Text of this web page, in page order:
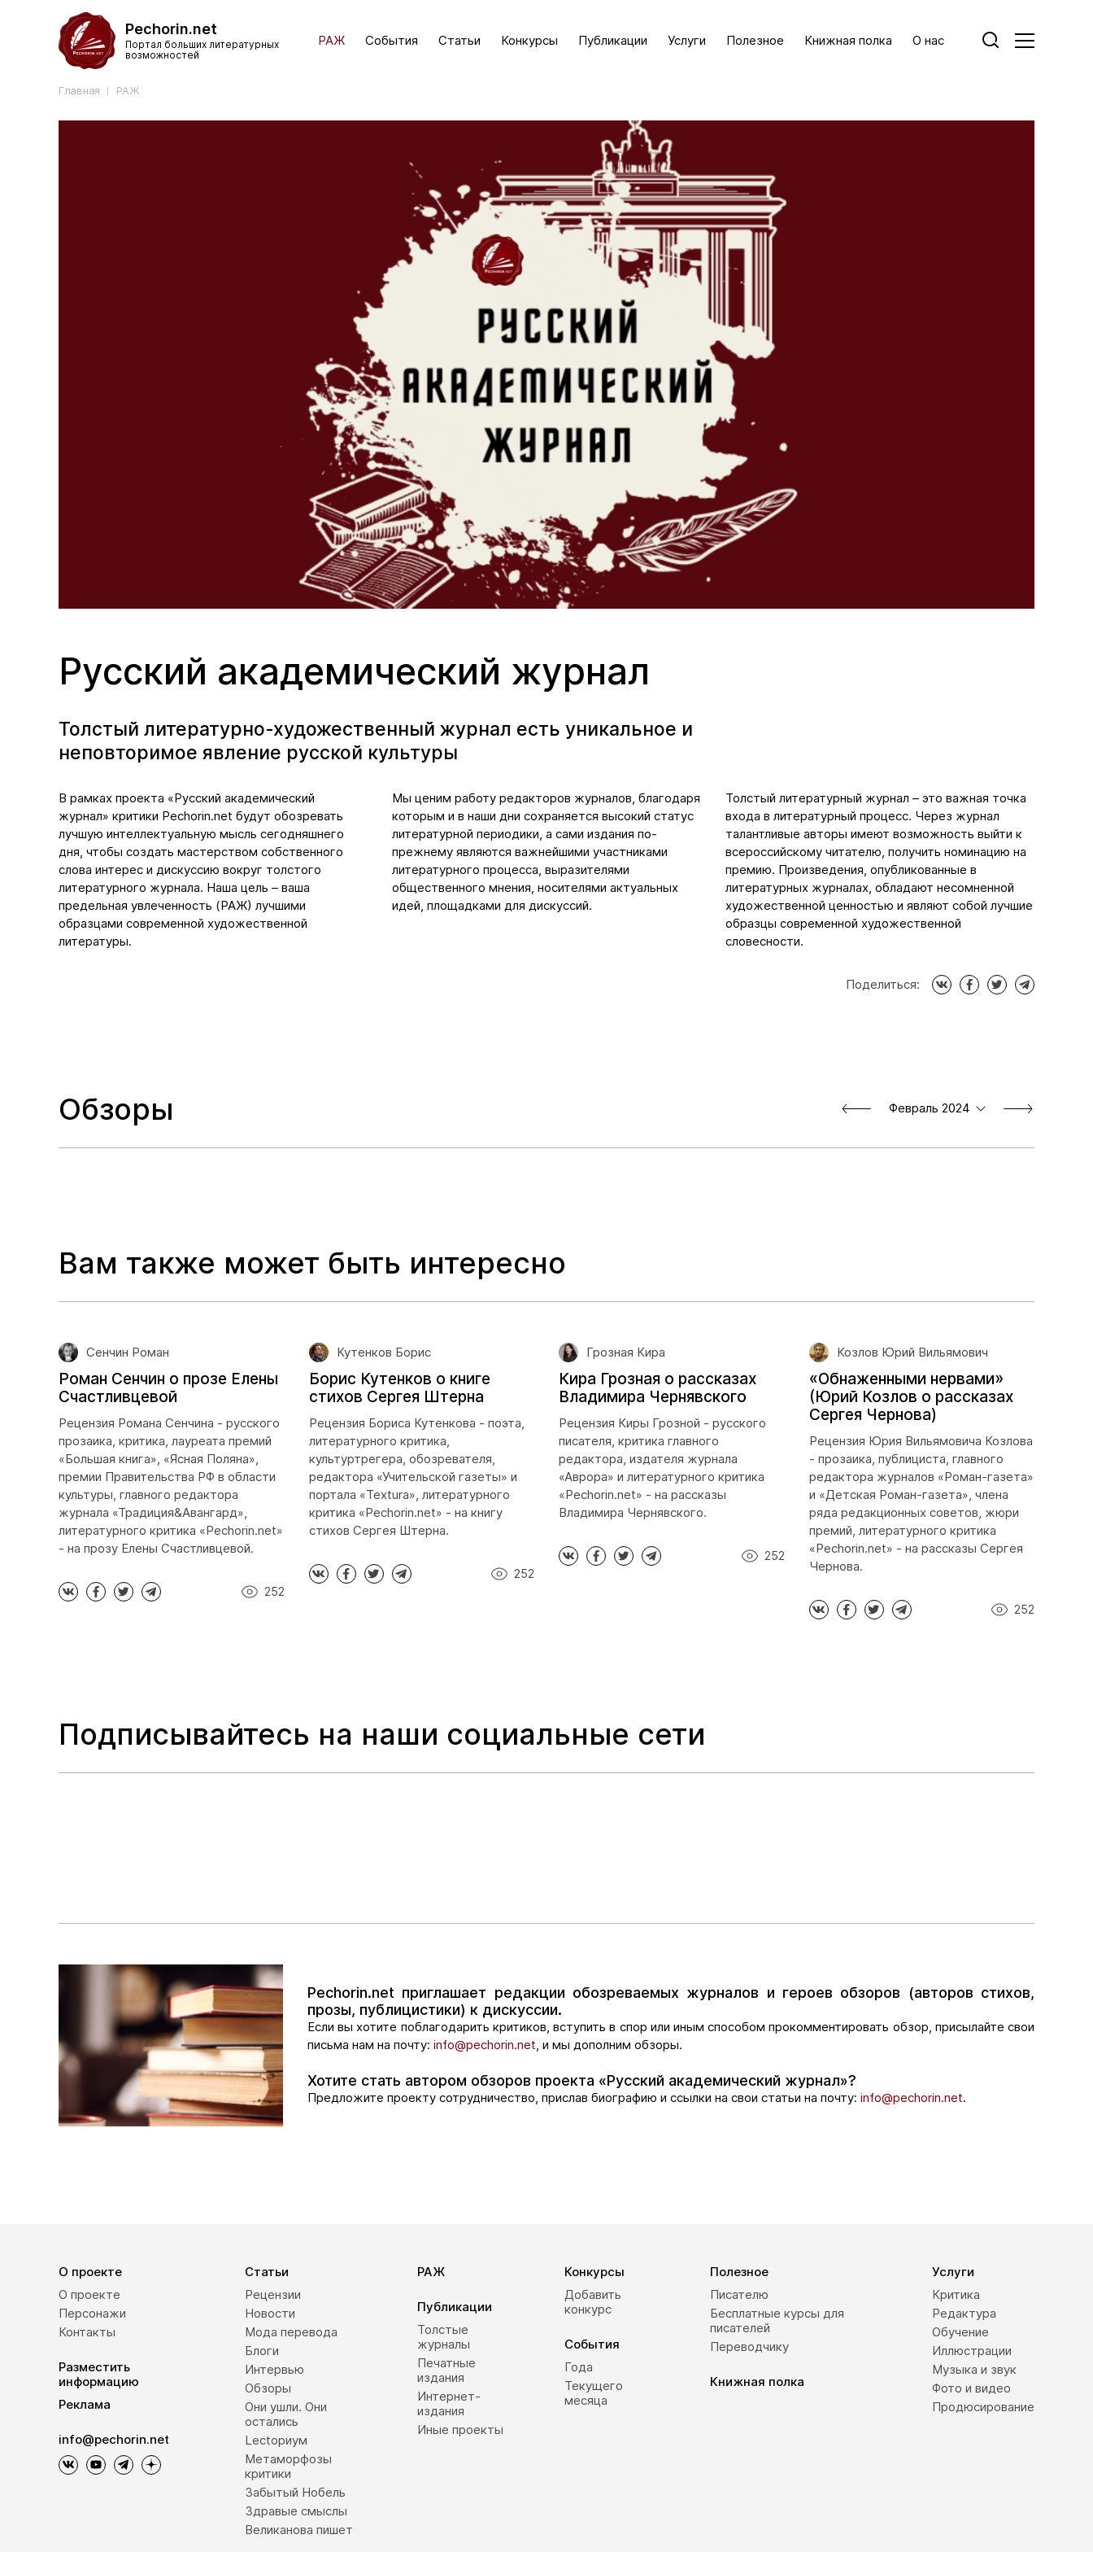
Pechorin.net
Портал больших литературных
возможностей
РАЖ События Статьи Конкурсы Публикации Услуги Полезное Книжная полка О нас
Главная РАЖ
Русский академический журнал
Толстый литературно-художественный журнал есть уникальное и
неповторимое явление русской культуры
В рамках проекта «Русский академический
журнал» критики Pechorin.net будут обозревать
лучшую интеллектуальную мысль сегодняшнего
дня, чтобы создать мастерством собственного
слова интерес и дискуссию вокруг толстого
литературного журнала. Наша цель – ваша
предельная увлеченность (РАЖ) лучшими
образцами современной художественной
литературы.
Мы ценим работу редакторов журналов, благодаря
которым и в наши дни сохраняется высокий статус
литературной периодики, а сами издания по-
прежнему являются важнейшими участниками
литературного процесса, выразителями
общественного мнения, носителями актуальных
идей, площадками для дискуссий.
Толстый литературный журнал – это важная точка
входа в литературный процесс. Через журнал
талантливые авторы имеют возможность выйти к
всероссийскому читателю, получить номинацию на
премию. Произведения, опубликованные в
литературных журналах, обладают несомненной
художественной ценностью и являют собой лучшие
образцы современной художественной
словесности.
Поделиться:
Обзоры Февраль 2024
Вам также может быть интересно
Сенчин Роман
Роман Сенчин о прозе Елены
Счастливцевой
Рецензия Романа Сенчина - русского
прозаика, критика, лауреата премий
«Большая книга», «Ясная Поляна»,
премии Правительства РФ в области
культуры, главного редактора
журнала «Традиция&Авангард»,
литературного критика «Pechorin.net»
- на прозу Елены Счастливцевой.
252
Кутенков Борис
Борис Кутенков о книге
стихов Сергея Штерна
Рецензия Бориса Кутенкова - поэта,
литературного критика,
культуртрегера, обозревателя,
редактора «Учительской газеты» и
портала «Textura», литературного
критика «Pechorin.net» - на книгу
стихов Сергея Штерна.
252
Грозная Кира
Кира Грозная о рассказах
Владимира Чернявского
Рецензия Киры Грозной - русского
писателя, критика главного
редактора, издателя журнала
«Аврора» и литературного критика
«Pechorin.net» - на рассказы
Владимира Чернявского.
252
Козлов Юрий Вильямович
«Обнаженными нервами»
(Юрий Козлов о рассказах
Сергея Чернова)
Рецензия Юрия Вильямовича Козлова
- прозаика, публициста, главного
редактора журналов «Роман-газета»
и «Детская Роман-газета», члена
ряда редакционных советов, жюри
премий, литературного критика
«Pechorin.net» - на рассказы Сергея
Чернова.
252
Подписывайтесь на наши социальные сети
Pechorin.net приглашает редакции обозреваемых журналов и героев обзоров (авторов стихов,
прозы, публицистики) к дискуссии.
Если вы хотите поблагодарить критиков, вступить в спор или иным способом прокомментировать обзор, присылайте свои
письма нам на почту: info@pechorin.net , и мы дополним обзоры.
Хотите стать автором обзоров проекта «Русский академический журнал»?
Предложите проекту сотрудничество, прислав биографию и ссылки на свои статьи на почту: info@pechorin.net.
О проекте
О проекте
Персонажи
Контакты
Разместить
информацию
Реклама
info@pechorin.net
Статьи
Рецензии
Новости
Мода перевода
Блоги
Интервью
Обзоры
Они ушли. Они
остались
Lectoриум
Метаморфозы
критики
Забытый Нобель
Здравые смыслы
Великанова пишет
РАЖ
Публикации
Толстые
журналы
Печатные
издания
Интернет-
издания
Иные проекты
Конкурсы
Добавить
конкурс
События
Года
Текущего
месяца
Полезное
Писателю
Бесплатные курсы для
писателей
Переводчику
Книжная полка
Услуги
Критика
Редактура
Обучение
Иллюстрации
Музыка и звук
Фото и видео
Продюсирование